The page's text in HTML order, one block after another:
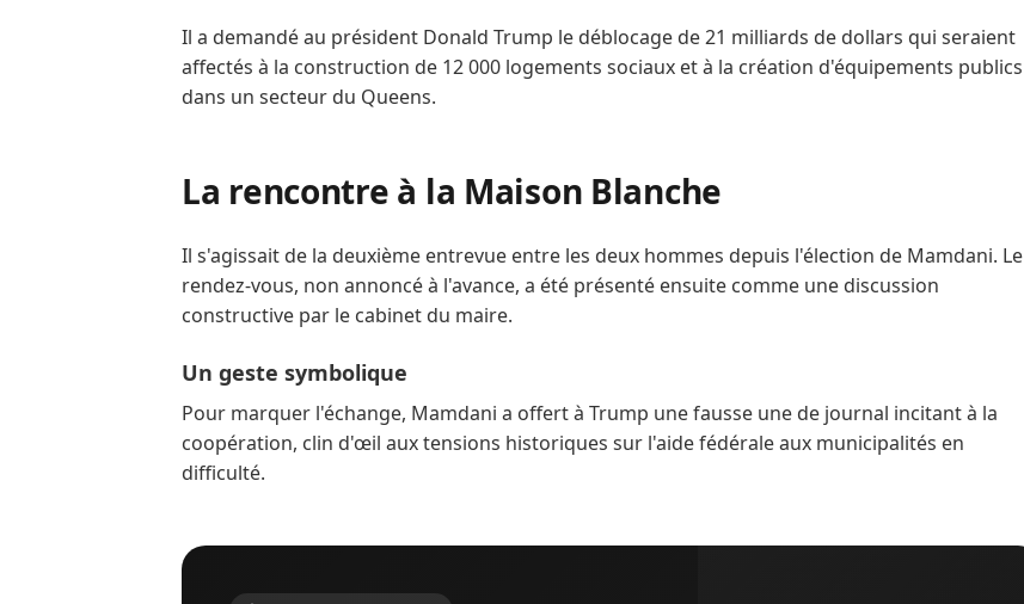
Il a demandé au président Donald Trump le déblocage de 21 milliards de dollars qui seraient
affectés à la construction de 12 000 logements sociaux et à la création d'équipements publics
dans un secteur du Queens.
La rencontre à la Maison Blanche
Il s'agissait de la deuxième entrevue entre les deux hommes depuis l'élection de Mamdani. Le
rendez-vous, non annoncé à l'avance, a été présenté ensuite comme une discussion
constructive par le cabinet du maire.
Un geste symbolique
Pour marquer l'échange, Mamdani a offert à Trump une fausse une de journal incitant à la
coopération, clin d'œil aux tensions historiques sur l'aide fédérale aux municipalités en
difficulté.